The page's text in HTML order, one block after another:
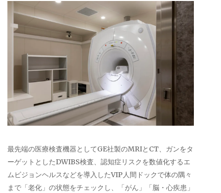
最先端の医療検査機器としてGE社製のMRIとCT、ガンをタ
ーゲットとしたDWIBS検査、認知症リスクを数値化するエ
ムビジョンヘルスなどを導入したVIP人間ドックで体の隅々
まで「老化」の状態をチェックし、「がん」「脳・心疾患」